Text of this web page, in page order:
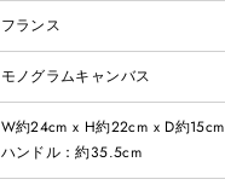
フランス
モノグラムキャンバス
W約24cm x H約22cm x D約15cm
ハンドル：約35.5cm